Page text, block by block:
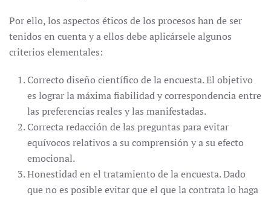
Por ello, los aspectos éticos de los procesos han de ser
tenidos en cuenta y a ellos debe aplicársele algunos
criterios elementales:
Correcto diseño científico de la encuesta. El objetivo
es lograr la máxima fiabilidad y correspondencia entre
las preferencias reales y las manifestadas.
Correcta redacción de las preguntas para evitar
equívocos relativos a su comprensión y a su efecto
emocional.
Honestidad en el tratamiento de la encuesta. Dado
que no es posible evitar que el que la contrata lo haga